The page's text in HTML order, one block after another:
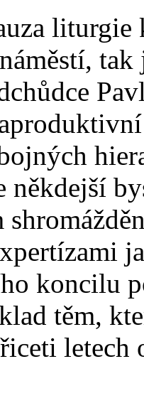
liturgie
někdejší
koncilu
těm,